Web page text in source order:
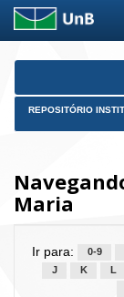
Skip
REPOSITÓRIO
Maria
Ir para: 0-9
J
K L